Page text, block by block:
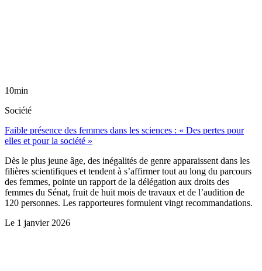
10min
Société
Faible présence des femmes dans les sciences : « Des pertes pour
elles et pour la société »
Dès le plus jeune âge, des inégalités de genre apparaissent dans les
filières scientifiques et tendent à s’affirmer tout au long du parcours
des femmes, pointe un rapport de la délégation aux droits des
femmes du Sénat, fruit de huit mois de travaux et de l’audition de
120 personnes. Les rapporteures formulent vingt recommandations.
Le 1 janvier 2026